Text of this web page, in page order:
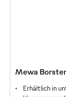
VOC-frei
Mewa
Erhältlich in